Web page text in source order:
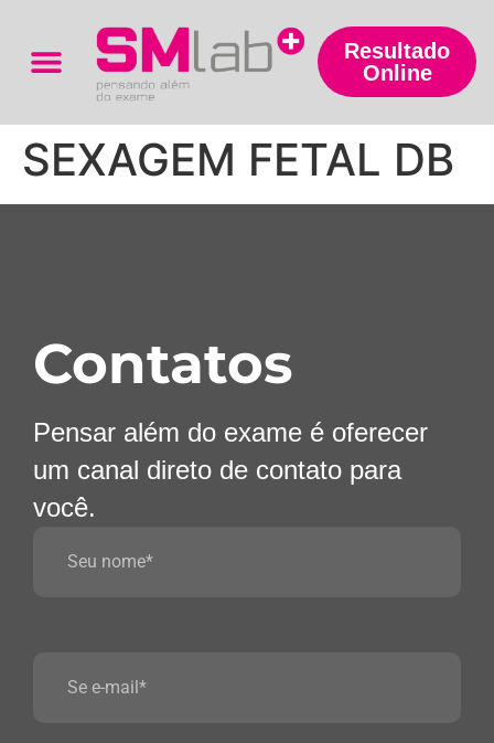
Resultado
Online
SEXAGEM FETAL DB
Contatos
Pensar além do exame é oferecer
um canal direto de contato para
você.